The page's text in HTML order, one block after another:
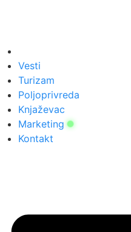
Vesti
Turizam
Poljoprivreda
Knjaževac
Marketing
Kontakt